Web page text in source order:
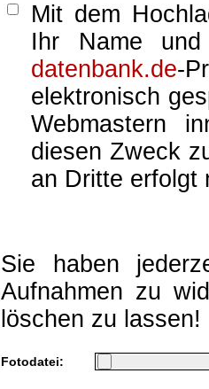
Mit dem
Ihr Name
datenbank.de-
elektronisch
Webmastern
diesen Zweck
an Dritte erfolgt
Sie haben
Aufnahmen zu
löschen zu
Fotodatei: